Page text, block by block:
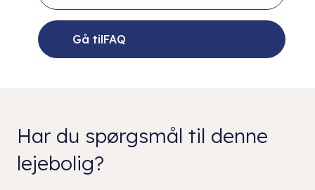
Gå tilFAQ
Har du spørgsmål til denne
lejebolig?